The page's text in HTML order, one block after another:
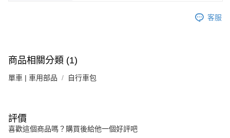
客服
商品相關分類 (1)
單車 | 車用部品 自行車包
評價
喜歡這個商品嗎？購買後給他一個好評吧